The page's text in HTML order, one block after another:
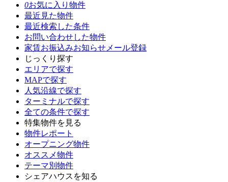
0お気に入り物件
最近見た物件
最近検索した条件
お問い合わせした物件
家賃お振込みお知らせメール登録
じっくり探す
エリアで探す
MAPで探す
人気沿線で探す
ターミナルで探す
全ての条件で探す
特集物件を見る
物件レポート
オープニング物件
オススメ物件
テーマ別物件
シェアハウスを知る